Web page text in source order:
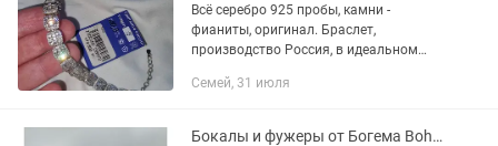
Всё серебро 925 пробы, камни -
фианиты, оригинал. Браслет,
производство Россия, в идеальном
мероприятие, размер 18, 20,3 грамма,
Семей, 31 июля
Бокалы и фужеры от Богема Bohemia